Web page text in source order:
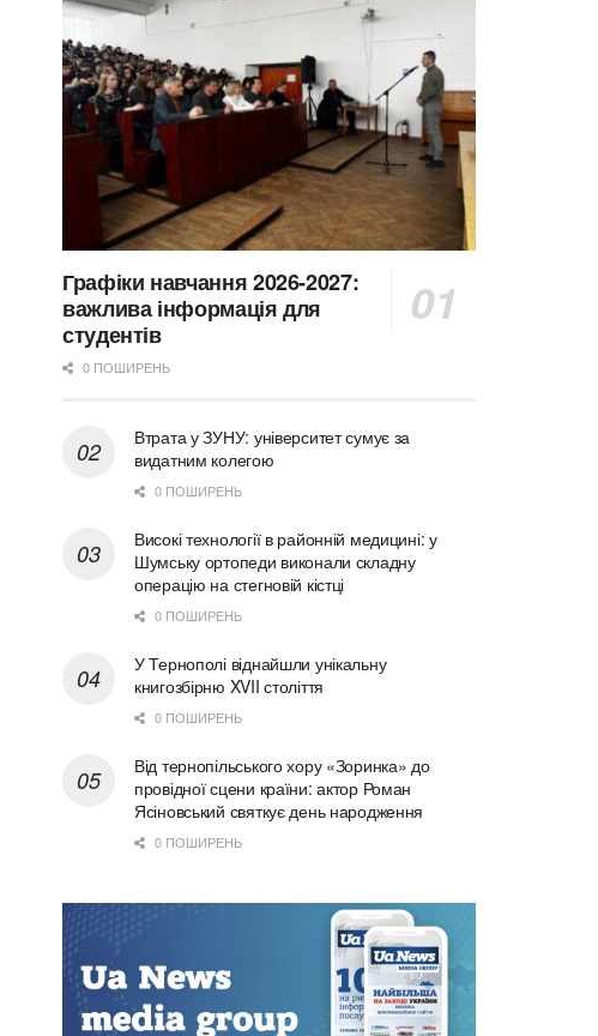
Графіки навчання 2026-2027:
важлива інформація для
студентів
0 ПОШИРЕНЬ
Втрата у ЗУНУ: університет сумує за
видатним колегою
0 ПОШИРЕНЬ
Високі технології в районній медицині: у
Шумську ортопеди виконали складну
операцію на стегновій кістці
0 ПОШИРЕНЬ
У Тернополі віднайшли унікальну
книгозбірню XVII століття
0 ПОШИРЕНЬ
Від тернопільського хору «Зоринка» до
провідної сцени країни: актор Роман
Ясіновський святкує день народження
0 ПОШИРЕНЬ